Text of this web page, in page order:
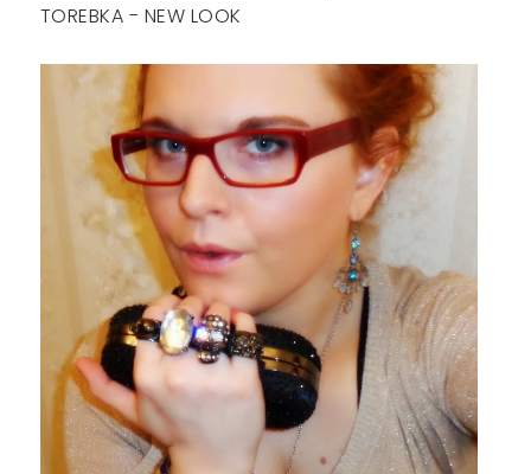
TOREBKA - NEW LOOK